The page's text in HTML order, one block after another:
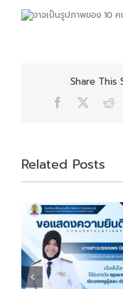
Share This
Facebook
Related Posts